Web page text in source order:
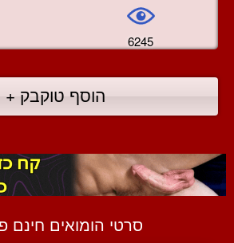
6245
הוסף טוקבק +
סרטי הומואים חינם